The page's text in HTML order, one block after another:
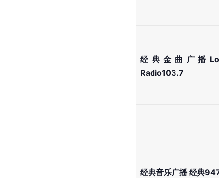
经典金曲广播
Radio103.7
经典音乐广播 经典